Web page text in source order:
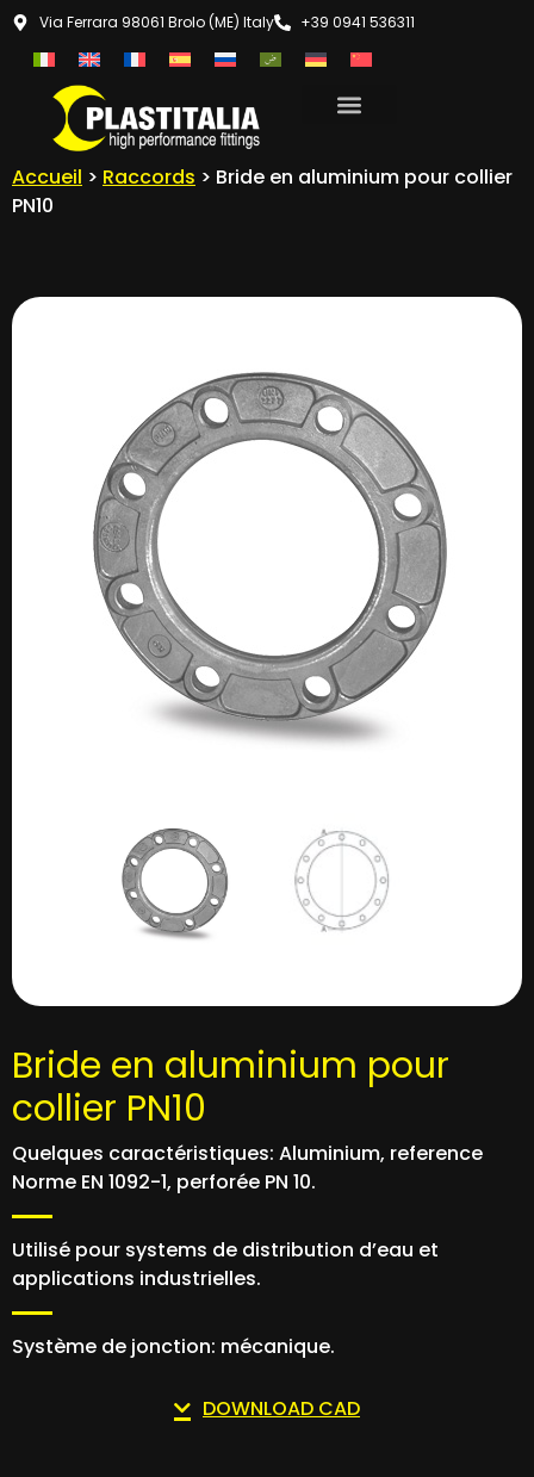
Via Ferrara 98061 Brolo (ME) Italy +39 0941 536311
Accueil > Raccords > Bride en aluminium pour collier
PN10
Bride en aluminium pour
collier PN10
Quelques caractéristiques: Aluminium, reference
Norme EN 1092-1, perforée PN 10.
Utilisé pour systems de distribution d’eau et
applications industrielles.
Système de jonction: mécanique.
DOWNLOAD CAD